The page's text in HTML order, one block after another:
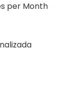
per Month